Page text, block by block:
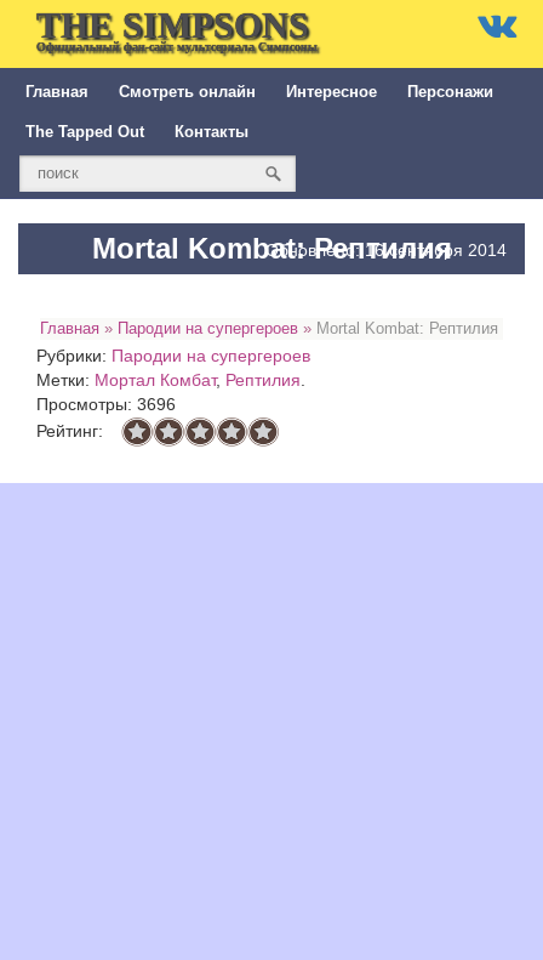
THE SIMPSONS
Официальный фан-сайт мультсериала Симпсоны
Главная Смотреть онлайн Интересное Персонажи
The Tapped Out Контакты
Mortal Kombat: Рептилия
Обновлено: 16 сентября 2014
Главная » Пародии на супергероев » Mortal Kombat: Рептилия
Рубрики: Пародии на супергероев
Метки: Мортал Комбат, Рептилия
Просмотры: 3696
Рейтинг: